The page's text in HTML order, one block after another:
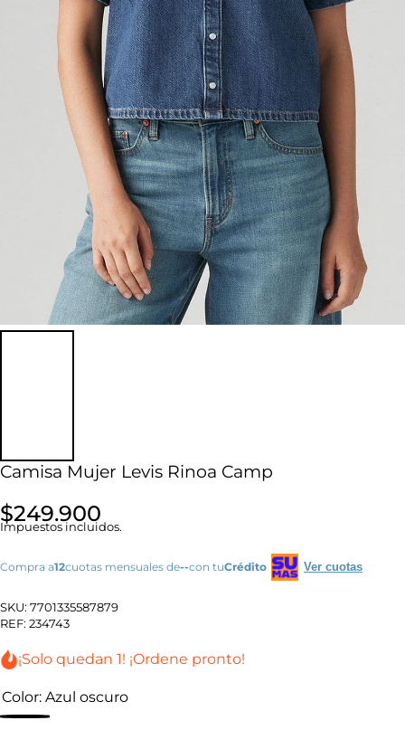
Camisa Mujer Levis Rinoa Camp
$249.900
Impuestos incluidos.
Compra a12cuotas mensuales de--con tuCrédito Ver cuotas
SKU: 7701335587879
REF: 234743
¡Solo quedan 1! ¡Ordene pronto!
Color: Azul oscuro